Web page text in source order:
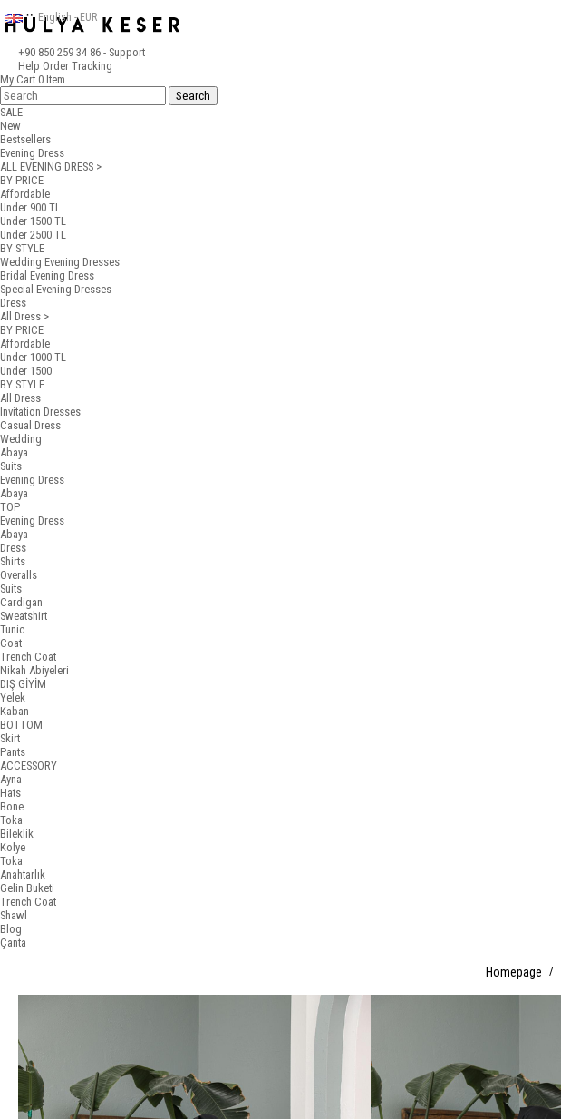
+90 850 259 34 86 - Support
Help Order Tracking
English - EUR
My Cart 0 Item
SALE
New
Bestsellers
Evening Dress
ALL EVENING DRESS >
BY PRICE
Affordable
Under 900 TL
Under 1500 TL
Under 2500 TL
BY STYLE
Wedding Evening Dresses
Bridal Evening Dress
Special Evening Dresses
Dress
All Dress >
BY PRICE
Affordable
Under 1000 TL
Under 1500
BY STYLE
All Dress
Invitation Dresses
Casual Dress
Wedding
Abaya
Suits
Evening Dress
Abaya
TOP
Evening Dress
Abaya
Dress
Shirts
Overalls
Suits
Cardigan
Sweatshirt
Tunic
Coat
Trench Coat
Nikah Abiyeleri
DIŞ GİYİM
Yelek
Kaban
BOTTOM
Skirt
Pants
ACCESSORY
Ayna
Hats
Bone
Toka
Bileklik
Kolye
Toka
Anahtarlık
Gelin Buketi
Trench Coat
Shawl
Blog
Çanta
Homepage